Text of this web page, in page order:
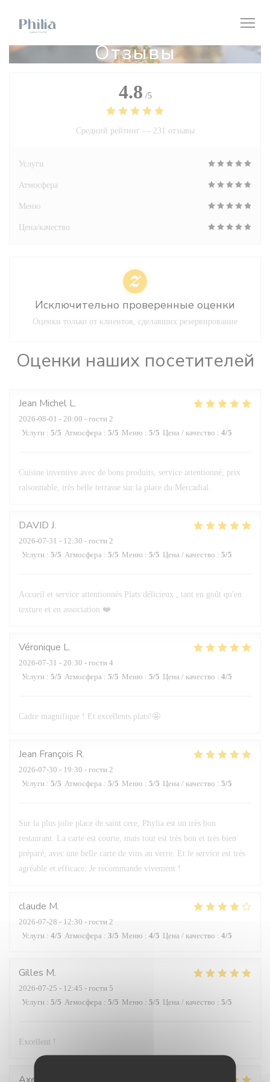
Отзывы
Оценки наших посетителей
Jean Michel L
2026-08-01 - 20:00 - гости 2
Услуги : 5/5 Атмосфера : 5/5 Меню : 5/5 Цена / качество : 4/5
Cuisine inventive avec de bons produits, service attentionné, prix
raisonnable, très belle terrasse sur la place du Mercadial.
DAVID J
2026-07-31 - 12:30 - гости 2
Услуги : 5/5 Атмосфера : 5/5 Меню : 5/5 Цена / качество : 5/5
Accueil et service attentionnés Plats délicieux , tant en goût qu'en
texture et en association ❤️
Véronique L
2026-07-31 - 20:30 - гости 4
Услуги : 5/5 Атмосфера : 5/5 Меню : 5/5 Цена / качество : 4/5
Cadre magnifique ! Et excellents plats!🤩
Jean François R
2026-07-30 - 19:30 - гости 2
Услуги : 5/5 Атмосфера : 5/5 Меню : 5/5 Цена / качество : 5/5
Sur la plus jolie place de saint cere, Phylia est un très bon
restaurant. La carte est courte, mais tout est très bon et très bien
préparé, avec une belle carte de vins au verre. Et le service est très
agréable et efficace. Je recommande vivement !
claude M
2026-07-28 - 12:30 - гости 2
Услуги : 4/5 Атмосфера : 3/5 Меню : 4/5 Цена / качество : 4/5
Gilles M
2026-07-25 - 12:45 - гости 5
Услуги : 5/5 Атмосфера : 5/5 Меню : 5/5 Цена / качество : 5/5
Excellent !
4.8 /5
Средний рейтинг — 231 отзывы
Услуги
Атмосфера
Меню
Цена/качество
Исключительно проверенные оценки
Оценки только от клиентов, сделавших резервирование